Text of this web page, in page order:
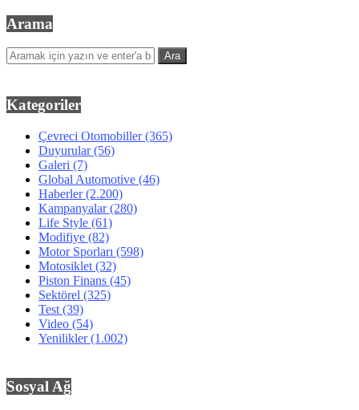
Arama
Kategoriler
Çevreci Otomobiller(365)
Duyurular(56)
Galeri (7)
Global Automotive (46)
Haberler(2.200)
Kampanyalar(280)
Life Style (61)
Modifiye (82)
Motor Sporları (598)
Motosiklet (32)
Piston Finans (45)
Sektörel (325)
Test (39)
Video (54)
Yenilikler(1.002)
Sosyal Ağ